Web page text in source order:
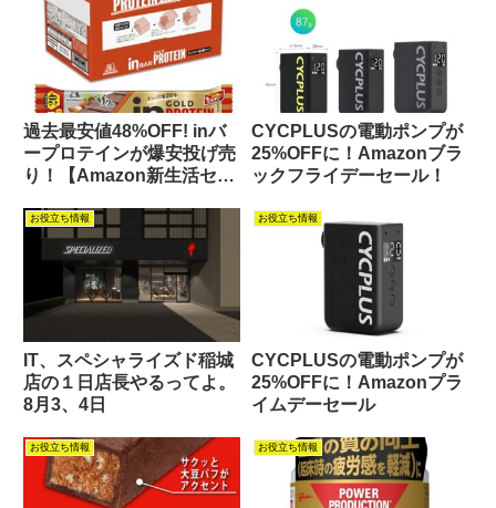
過去最安値48%OFF! inバ
ープロテインが爆安投げ売
り！【Amazon新生活セー
CYCPLUSの電動ポンプが
25%OFFに！Amazonブラ
ックフライデーセール！
お役立ち情報
IT、スペシャライズド稲城
店の１日店長やるってよ。
8月3、4日
お役立ち情報
CYCPLUSの電動ポンプが
25%OFFに！Amazonプラ
イムデーセール
お役立ち情報 お役立ち情報